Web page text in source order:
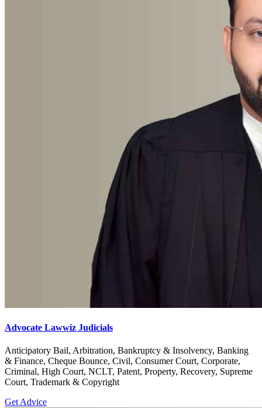
Advocate Lawwiz Judicials
Anticipatory Bail, Arbitration, Bankruptcy & Insolvency, Banking
& Finance, Cheque Bounce, Civil, Consumer Court, Corporate,
Criminal, High Court, NCLT, Patent, Property, Recovery, Supreme
Court, Trademark & Copyright
Get Advice